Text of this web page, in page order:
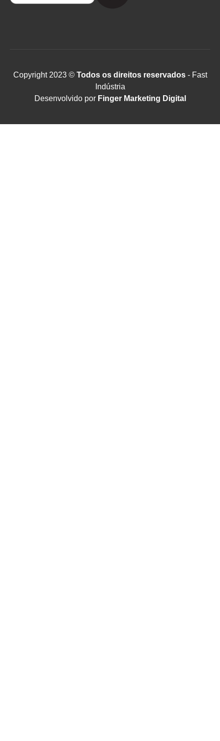
Copyright 2023 ©Todos os direitos reservados- Fast
Indústria
Desenvolvido por Finger Marketing Digital